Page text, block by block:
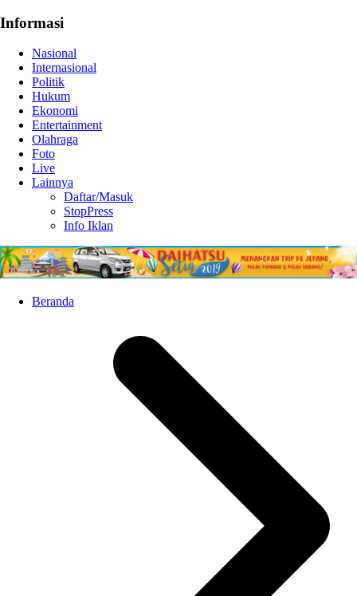
Informasi
Nasional
Internasional
Politik
Hukum
Ekonomi
Entertainment
Olahraga
Foto
Live
Lainnya
Daftar/Masuk
StopPress
Info Iklan
Beranda